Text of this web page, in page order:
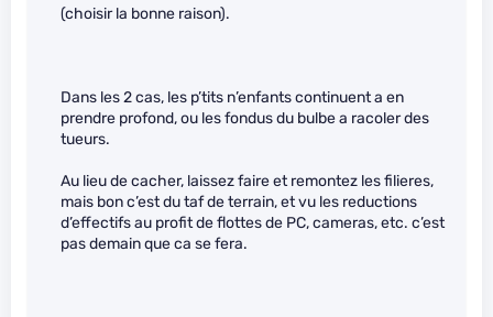
(choisir la bonne raison).
Dans les 2 cas, les p’tits n’enfants continuent a en
prendre profond, ou les fondus du bulbe a racoler des
tueurs.
Au lieu de cacher, laissez faire et remontez les filieres,
mais bon c’est du taf de terrain, et vu les reductions
d’effectifs au profit de flottes de PC, cameras, etc. c’est
pas demain que ca se fera.